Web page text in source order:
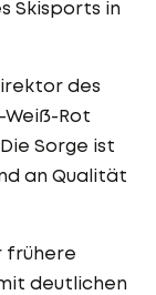
Skisports in
des
Weiß-Rot
Sorge ist
an Qualität
frühere
deutlichen